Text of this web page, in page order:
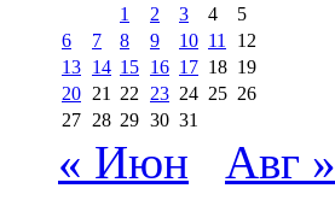
1
2 3 4
5
6
7 8 9 10 11
12
13 14 15 16 17 18 19
20 21 22 23 24 25 26
27 28 29 30 31
« Июн Авг »